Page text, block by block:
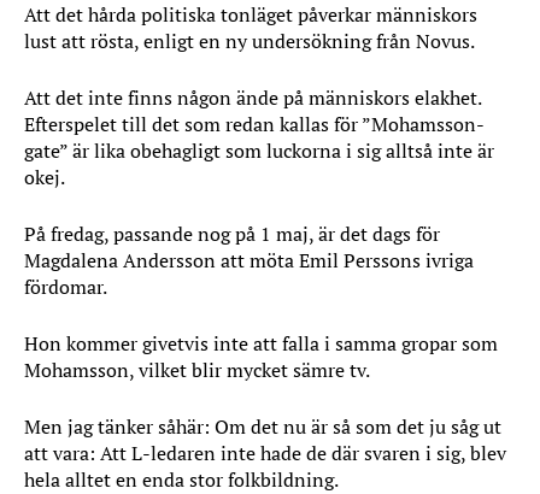
Att det hårda politiska tonläget påverkar människors
lust att rösta, enligt en ny undersökning från Novus.
Att det inte finns någon ände på människors elakhet.
Efterspelet till det som redan kallas för ”Mohamsson-
gate” är lika obehagligt som luckorna i sig alltså inte är
okej.
På fredag, passande nog på 1 maj, är det dags för
Magdalena Andersson att möta Emil Perssons ivriga
fördomar.
Hon kommer givetvis inte att falla i samma gropar som
Mohamsson, vilket blir mycket sämre tv.
Men jag tänker såhär: Om det nu är så som det ju såg ut
att vara: Att L-ledaren inte hade de där svaren i sig, blev
hela alltet en enda stor folkbildning.